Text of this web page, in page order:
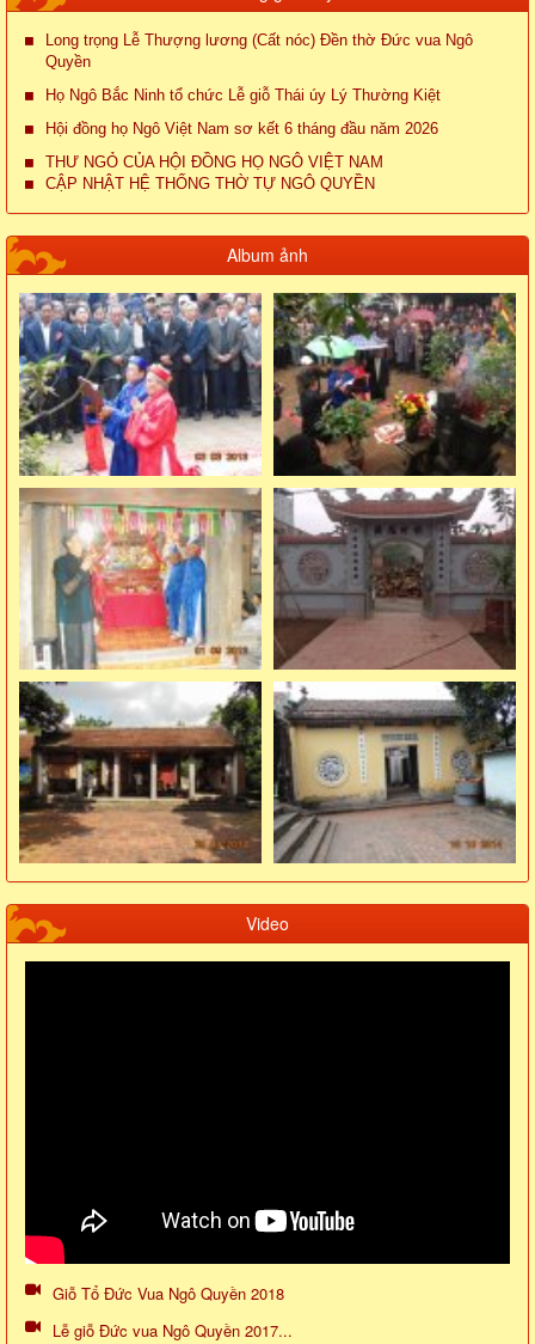
Long trọng Lễ Thượng lương (Cất nóc) Đền thờ Đức vua Ngô
Quyền
Họ Ngô Bắc Ninh tổ chức Lễ giỗ Thái úy Lý Thường Kiệt
Hội đồng họ Ngô Việt Nam sơ kết 6 tháng đầu năm 2026
THƯ NGỎ CỦA HỘI ĐỒNG HỌ NGÔ VIỆT NAM
CẬP NHẬT HỆ THỐNG THỜ TỰ NGÔ QUYỀN
Album ảnh
Video
Giỗ Tổ Đức Vua Ngô Quyền 2018
Lễ giỗ Đức vua Ngô Quyền 2017...